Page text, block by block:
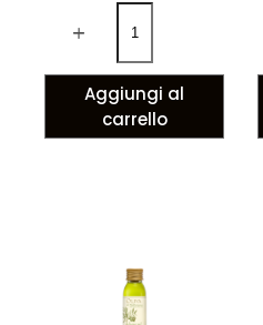
Aggiungi al
carrello